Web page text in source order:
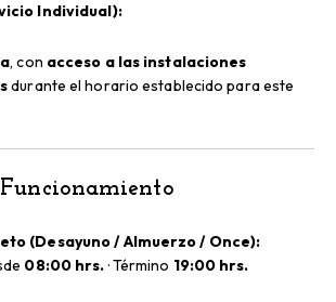
Individual):
, con acceso a las instalaciones
durante el horario establecido para este
(Desayuno / Almuerzo / Once):
08:00 hrs.· Término 19:00 hrs.